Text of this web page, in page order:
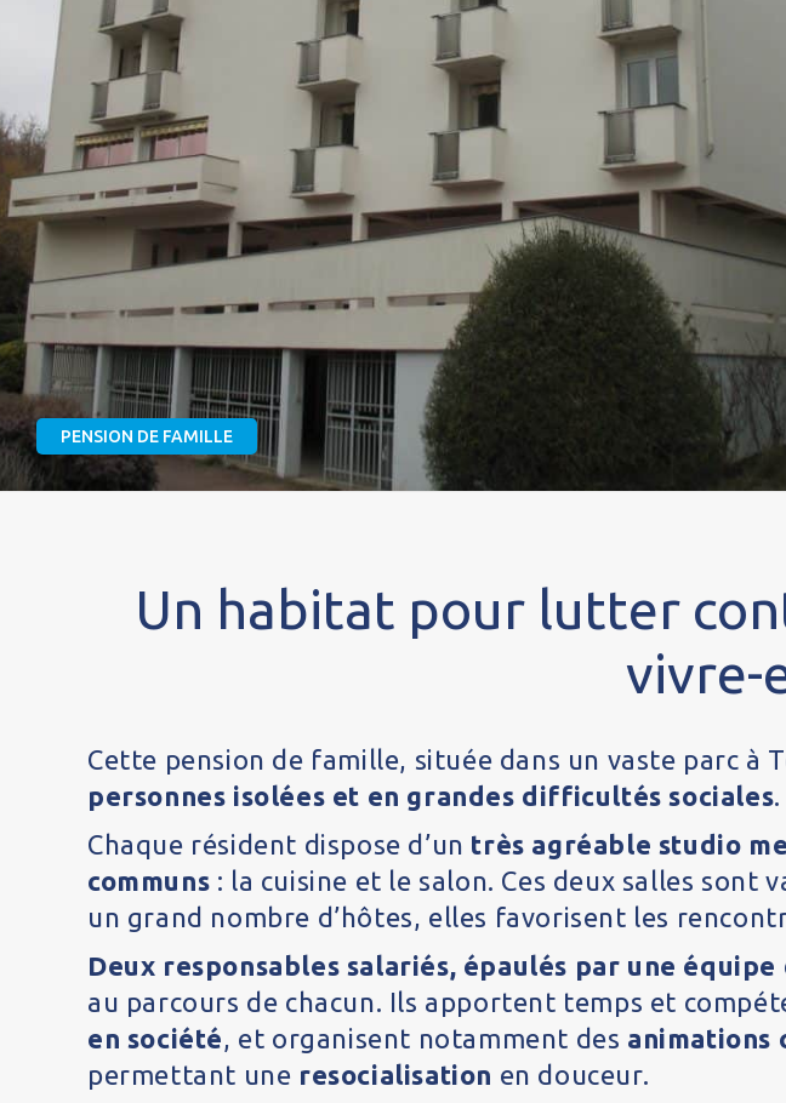
PENSION DE FAMILLE
Un habitat pour lutter
vivre-
Cette pension de famille, située dans un vaste parc à
personnes isolées et en grandes difficultés sociales.
Chaque résident dispose d’un très agréable studio
communs : la cuisine et le salon. Ces deux salles sont
un grand nombre d’hôtes, elles favorisent les
Deux responsables salariés, épaulés par une
au parcours de chacun. Ils apportent temps et
en société, et organisent notamment des animations
permettant une resocialisation en douceur.